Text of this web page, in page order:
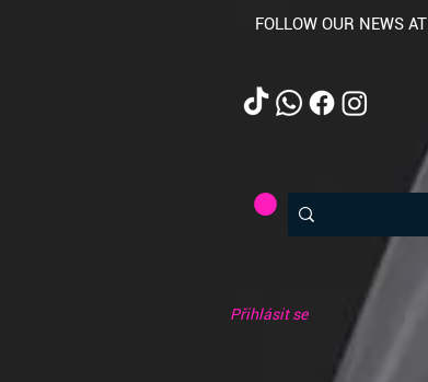
FOLLOW OUR NEWS AT
Přihlásit se